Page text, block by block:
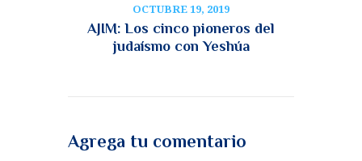
OCTUBRE 19, 2019
AJIM: Los cinco pioneros del
judaísmo con Yeshúa
Agrega tu comentario